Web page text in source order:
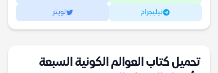
تيليجرام تويتر
تحميل كتاب العوالم الكونية السبعة